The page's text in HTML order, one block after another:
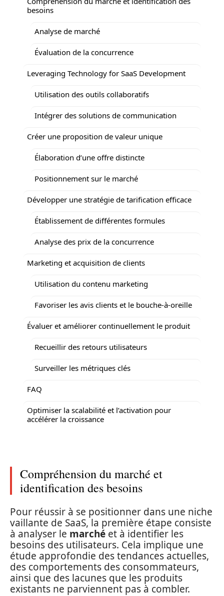
besoins
Analyse de marché
Évaluation de la concurrence
Leveraging Technology for SaaS Development
Utilisation des outils collaboratifs
Intégrer des solutions de communication
Créer une proposition de valeur unique
Élaboration d’une offre distincte
Positionnement sur le marché
Développer une stratégie de tarification efficace
Établissement de différentes formules
Analyse des prix de la concurrence
Marketing et acquisition de clients
Utilisation du contenu marketing
Favoriser les avis clients et le bouche-à-oreille
Évaluer et améliorer continuellement le produit
Recueillir des retours utilisateurs
Surveiller les métriques clés
FAQ
Optimiser la scalabilité et l’activation pour
accélérer la croissance
Compréhension du marché et
identification des besoins
Pour réussir à se positionner dans une niche
vaillante de SaaS, la première étape consiste
à analyser le marché et à identifier les
besoins des utilisateurs. Cela implique une
étude approfondie des tendances actuelles,
des comportements des consommateurs,
ainsi que des lacunes que les produits
existants ne parviennent pas à combler.